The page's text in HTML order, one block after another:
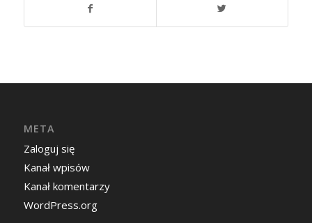
META
Zaloguj się
Kanał wpisów
Kanał komentarzy
WordPress.org